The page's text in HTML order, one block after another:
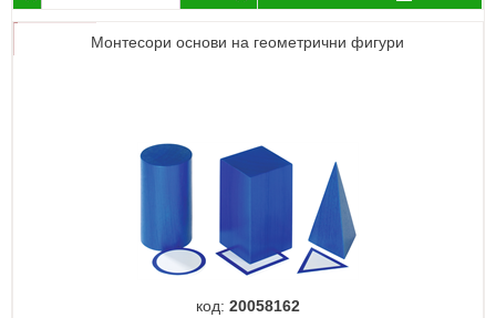
Монтесори основи на геометрични фигури
код: 20058162